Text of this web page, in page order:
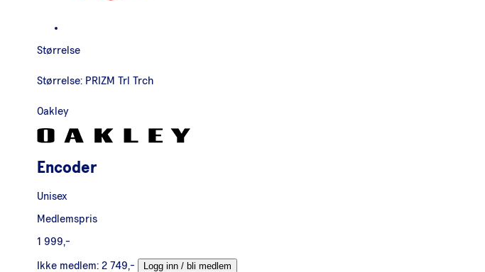
Størrelse
Størrelse: PRIZM Trl Trch
Oakley
Encoder
Unisex
Medlemspris
1 999,-
Ikke medlem: 2 749,- Logg inn / bli medlem